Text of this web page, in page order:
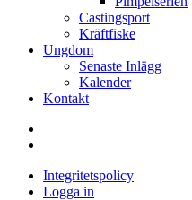
Castingsport
Kräftfiske
Ungdom
Senaste Inlägg
Kalender
Kontakt
Sandasjön
Integritetspolicy
Logga in